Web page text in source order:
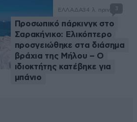
ΕΛΛΑΔΑ34 λ. πριν 3
Προσωπικό πάρκινγκ στο
Σαρακήνικο: Ελικόπτερο
προσγειώθηκε στα διάσημα
βράχια της Μήλου – Ο
ιδιοκτήτης κατέβηκε για
μπάνιο